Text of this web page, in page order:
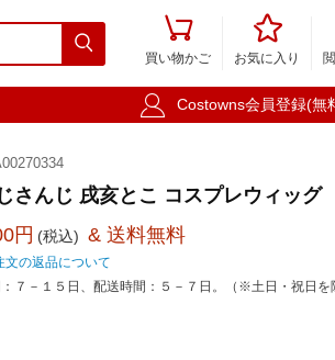


買い物かご

お気に入り
 Costowns会員登録(無
さんじ 戌亥とこ コスプレウィッグ
円 (税込) & 送料無料
文の返品について
７－１５日、配送時間：５－７日。（※土日・祝日を